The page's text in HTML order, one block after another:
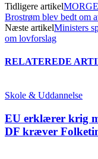
Tidligere artikel
Brostrøm blev bedt om
Næste artikelMinisters
om lovforslag
RELATEREDE
Skole & Uddannelse
EU erklærer krig
DF kræver